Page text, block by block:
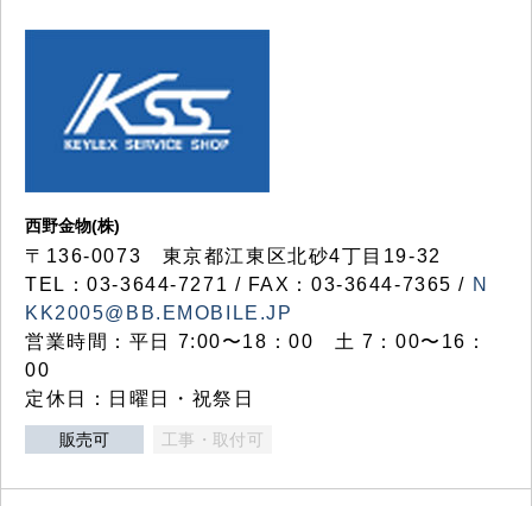
西野金物(株)
〒136-0073 東京都江東区北砂4丁目19-32
TEL：03‐3644‐7271 / FAX：03-3644-7365 / N
KK2005@BB.EMOBILE.JP
営業時間：平日 7:00〜18：00 土 7：00〜16：
00
定休日：日曜日・祝祭日
販売可 工事・取付可